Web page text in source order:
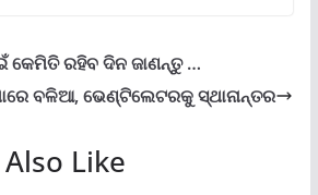
କେମିତି ରହିବ ଦିନ ଜାଣନ୍ତୁ …
ବଳିଆ, ଭେଣ୍ଟିଲେଟରକୁ ସ୍ଥାନାନ୍ତର
Like